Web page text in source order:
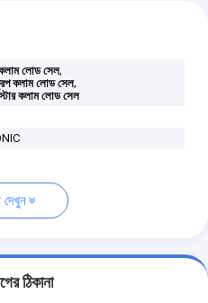
লোড সেল,
কলাম লোড সেল,
কলাম লোড সেল
ঠিকানা